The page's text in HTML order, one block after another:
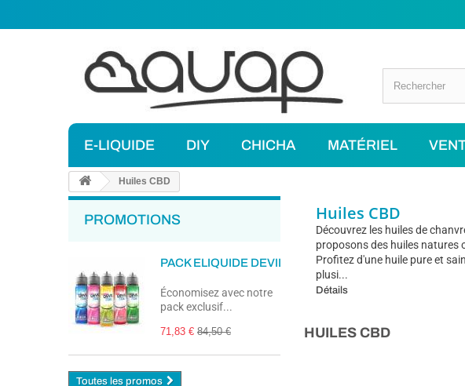
E-LIQUIDE DIY CHICHA MATÉRIEL
Huiles CBD
PROMOTIONS
PACK ELIQUIDE DEVIL FRESH 50ML
Économisez avec notre
pack exclusif...
71,83 € 84,50 €
Toutes les promos
Huiles CBD
Découvrez les huiles de
proposons des huiles natures
Profitez d'une huile pure et
plusi...
Détails
HUILES CBD